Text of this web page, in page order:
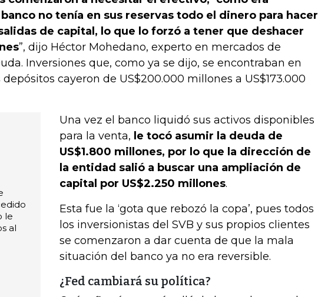
no tenía en sus reservas todo el dinero para hacer
de capital, lo que lo forzó a tener que deshacer
”, dijo Héctor Mohedano, experto en mercados de
Inversiones que, como ya se dijo, se encontraban en
depósitos cayeron de US$200.000 millones a US$173.000
le
al
Una vez el banco liquidó sus activos disponibles
para la venta, le tocó asumir la deuda de
US$1.800 millones, por lo que la dirección de
la entidad salió a buscar una ampliación de
capital por US$2.250 millones.
Esta fue la ‘gota que rebozó la copa’, pues todos
los inversionistas del SVB y sus propios clientes
se comenzaron a dar cuenta de que la mala
situación del banco ya no era reversible.
¿Fed cambiará su política?